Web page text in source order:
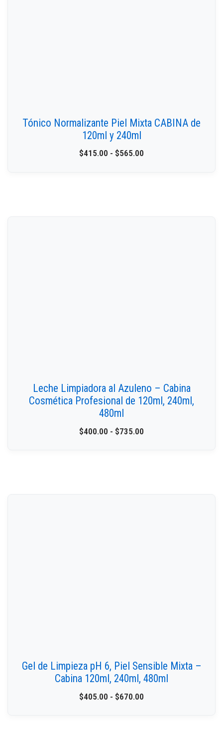
Tónico Normalizante Piel Mixta CABINA de
120ml y 240ml
$415.00 - $565.00
Leche Limpiadora al Azuleno – Cabina
Cosmética Profesional de 120ml, 240ml,
480ml
$400.00 - $735.00
Gel de Limpieza pH 6, Piel Sensible Mixta –
Cabina 120ml, 240ml, 480ml
$405.00 - $670.00